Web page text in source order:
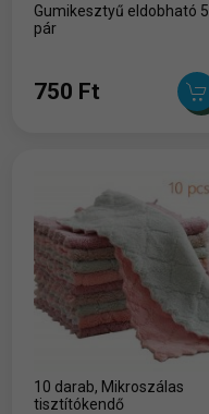
Gumikesztyű eldobható 5
pár
750 Ft
10 darab, Mikroszálas
tisztítókendő